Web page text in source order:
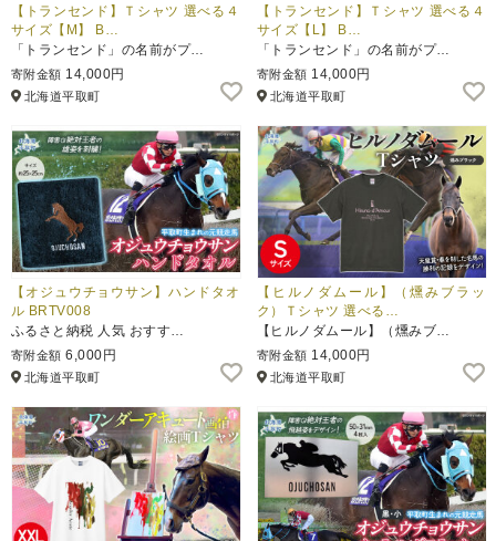
【トランセンド】Ｔシャツ 選べる４
サイズ【M】 B…
「トランセンド」の名前がプ…
寄附金額 14,000円
北海道平取町
【トランセンド】Ｔシャツ 選べる４
サイズ【L】 B…
「トランセンド」の名前がプ…
寄附金額 14,000円
北海道平取町
【オジュウチョウサン】ハンドタオ
ル BRTV008
ふるさと納税 人気 おすす…
寄附金額 6,000円
北海道平取町
【ヒルノダムール】（燻みブラッ
ク）Ｔシャツ 選べる…
【ヒルノダムール】（燻みブ…
寄附金額 14,000円
北海道平取町